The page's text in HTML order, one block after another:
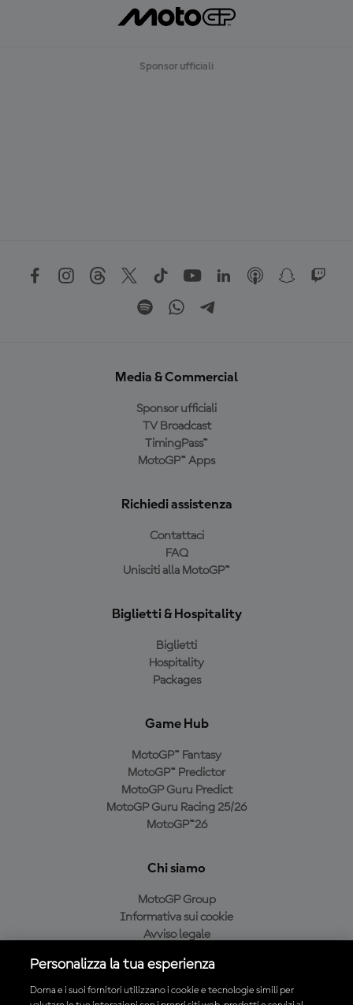
Sponsor ufficiali
Media & Commercial
Sponsor ufficiali
TV Broadcast
TimingPass™
MotoGP™ Apps
Richiedi assistenza
Contattaci
FAQ
Unisciti alla MotoGP™
Biglietti & Hospitality
Biglietti
Hospitality
Packages
Game Hub
MotoGP™ Fantasy
MotoGP™ Predictor
MotoGP Guru Predict
MotoGP Guru Racing 25/26
MotoGP™26
Chi siamo
MotoGP Group
Informativa sui cookie
Avviso legale
Condizioni di acquisto
Personalizza la tua esperienza
Dorna e i suoi fornitori utilizzano i cookie e tecnologie simili per